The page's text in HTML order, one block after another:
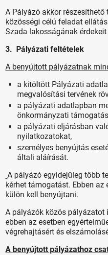
A Pályázó akkor
közösségi célú feladat
Szada lakosságának
3. Pályázati feltételek
A benyújtott pályázatnak
a kitöltött Pályázati
megvalósítási tervének
a pályázati adatlapban
önkormányzati
a pályázati eljárásban
nyilatkozatokat,
személyes benyújtás
általi aláírását.
A pályázó egyidejűleg több
kérhet támogatást. Ebben
külön kell benyújtani.
A pályázók közös pályázatot
ebben az esetben
végrehajtásért és
A benyújtott pályázathoz